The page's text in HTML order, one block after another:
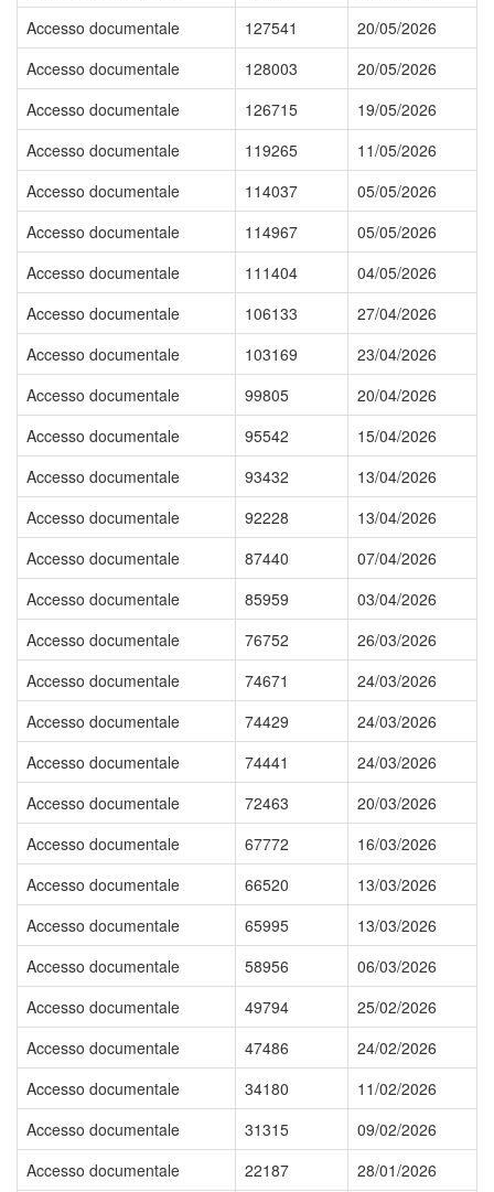
Accesso documentale
127541
20/05/2026
Accesso documentale
128003
20/05/2026
Accesso documentale
126715
19/05/2026
Accesso documentale
119265
11/05/2026
Accesso documentale
114037
05/05/2026
Accesso documentale
114967
05/05/2026
Accesso documentale
111404
04/05/2026
Accesso documentale
106133
27/04/2026
Accesso documentale
103169
23/04/2026
Accesso documentale
99805
20/04/2026
Accesso documentale
95542
15/04/2026
Accesso documentale
93432
13/04/2026
Accesso documentale
92228
13/04/2026
Accesso documentale
87440
07/04/2026
Accesso documentale
85959
03/04/2026
Accesso documentale
76752
26/03/2026
Accesso documentale
74671
24/03/2026
Accesso documentale
74429
24/03/2026
Accesso documentale
74441
24/03/2026
Accesso documentale
72463
20/03/2026
Accesso documentale
67772
16/03/2026
Accesso documentale
66520
13/03/2026
Accesso documentale
65995
13/03/2026
Accesso documentale
58956
06/03/2026
Accesso documentale
49794
25/02/2026
Accesso documentale
47486
24/02/2026
Accesso documentale
34180
11/02/2026
Accesso documentale
31315
09/02/2026
Accesso documentale
22187 28/01/2026